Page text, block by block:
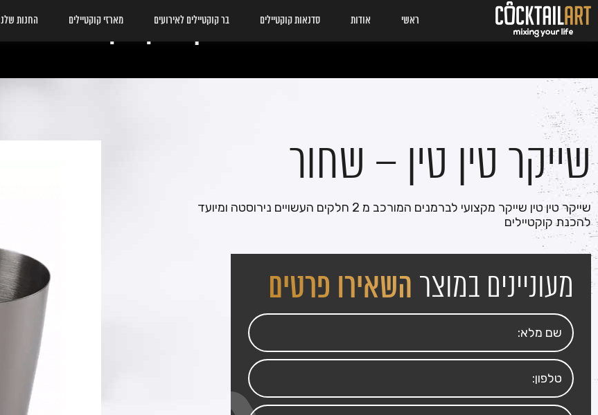
ראשי אודות סדנאות קוקטיילים בר קוקטיילים לאירועים מארזי קוקטיילים החנות שלנושייקר טין טין – שחור
שייקר טין טין – שחור
שייקר טין טין שייקר מקצועי לברמנים המורכב מ 2 חלקים העשויים נירוסטה ומיועד
להכנת קוקטיילים
מעוניינים במוצר השאירו פרטים